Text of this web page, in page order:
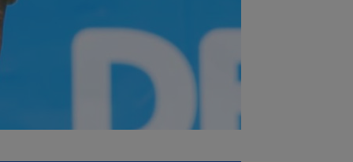
0-0, ACUM, pe Digi Sport 1.
de la Ovidiu a început...
Reacții în lanț, după ce tatăl lui
Messi a murit
și s-a făcut cel mai scump